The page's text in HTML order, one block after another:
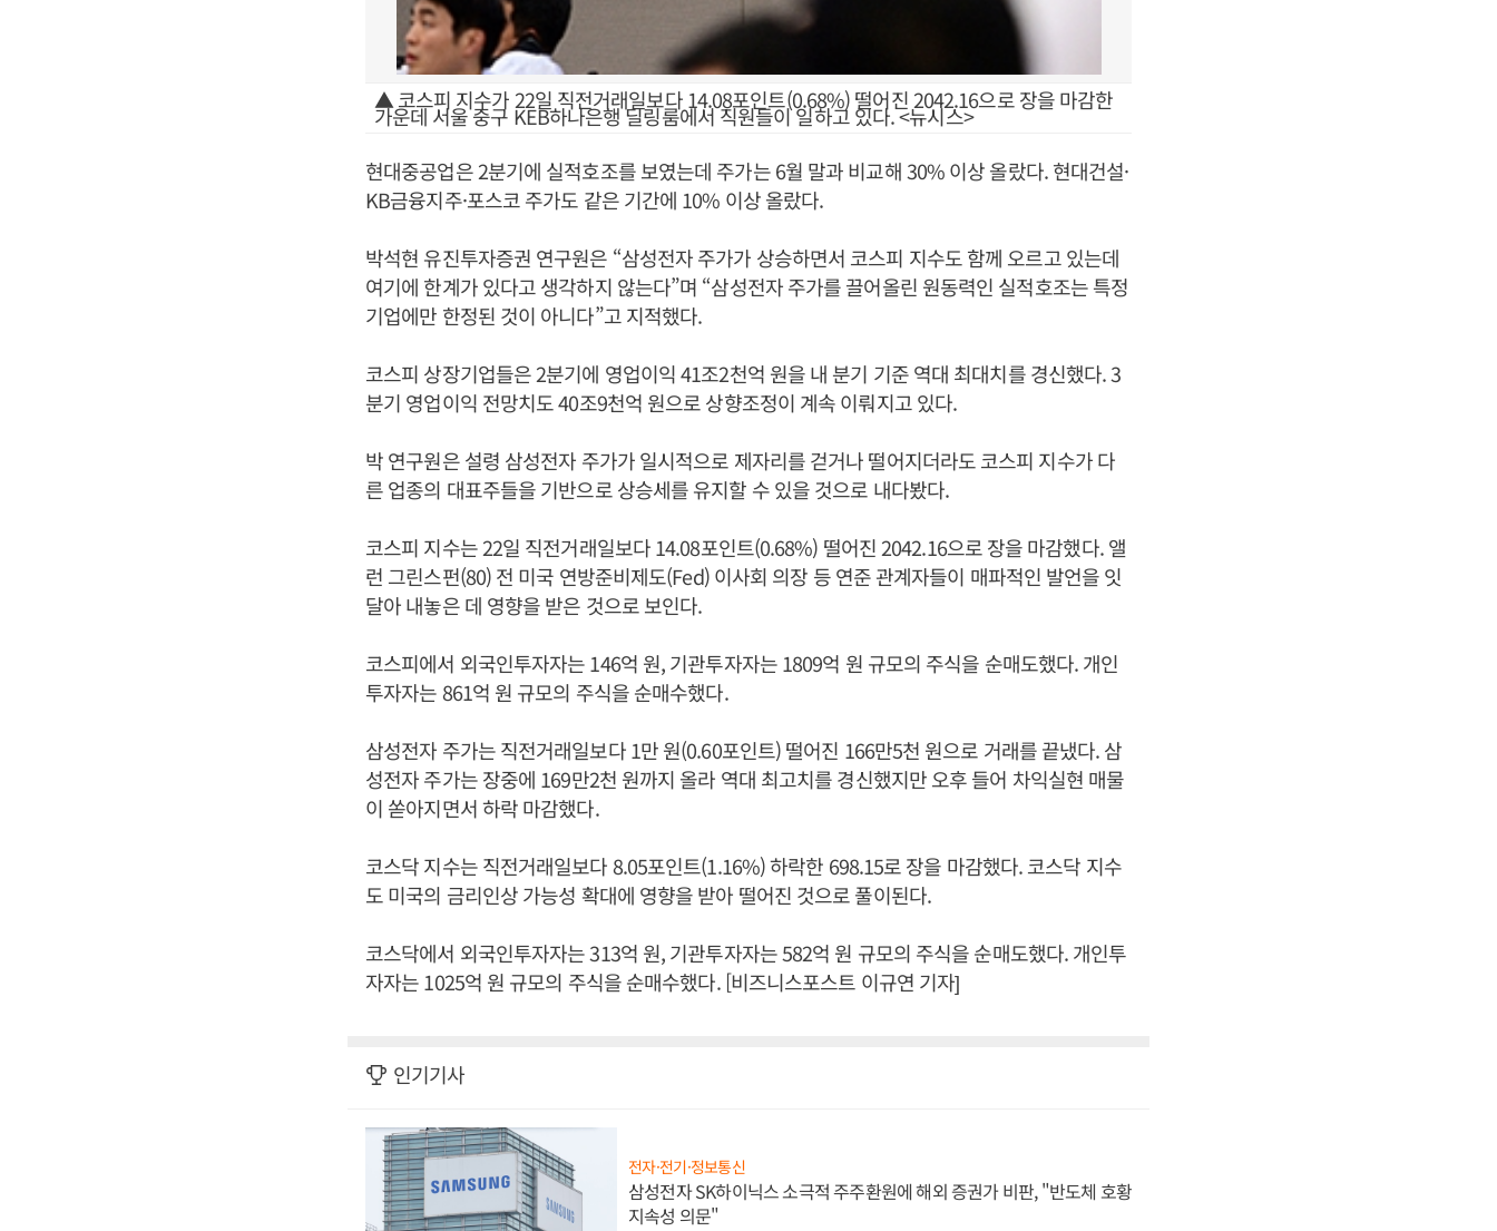
▲ 코스피 지수가 22일 직전거래일보다 14.08포인트(0.68%) 떨어진 2042.16으로 장을 마감한
가운데 서울 중구 KEB하나은행 딜링룸에서 직원들이 일하고 있다. <뉴시스>
현대중공업은 2분기에 실적호조를 보였는데 주가는 6월 말과 비교해 30% 이상 올랐다. 현대건설·
KB금융지주·포스코 주가도 같은 기간에 10% 이상 올랐다.
박석현 유진투자증권 연구원은 “삼성전자 주가가 상승하면서 코스피 지수도 함께 오르고 있는데
여기에 한계가 있다고 생각하지 않는다”며 “삼성전자 주가를 끌어올린 원동력인 실적호조는 특정
기업에만 한정된 것이 아니다”고 지적했다.
코스피 상장기업들은 2분기에 영업이익 41조2천억 원을 내 분기 기준 역대 최대치를 경신했다. 3
분기 영업이익 전망치도 40조9천억 원으로 상향조정이 계속 이뤄지고 있다.
박 연구원은 설령 삼성전자 주가가 일시적으로 제자리를 걷거나 떨어지더라도 코스피 지수가 다
른 업종의 대표주들을 기반으로 상승세를 유지할 수 있을 것으로 내다봤다.
코스피 지수는 22일 직전거래일보다 14.08포인트(0.68%) 떨어진 2042.16으로 장을 마감했다. 앨
런 그린스펀(80) 전 미국 연방준비제도(Fed) 이사회 의장 등 연준 관계자들이 매파적인 발언을 잇
달아 내놓은 데 영향을 받은 것으로 보인다.
코스피에서 외국인투자자는 146억 원, 기관투자자는 1809억 원 규모의 주식을 순매도했다. 개인
투자자는 861억 원 규모의 주식을 순매수했다.
삼성전자 주가는 직전거래일보다 1만 원(0.60포인트) 떨어진 166만5천 원으로 거래를 끝냈다. 삼
성전자 주가는 장중에 169만2천 원까지 올라 역대 최고치를 경신했지만 오후 들어 차익실현 매물
이 쏟아지면서 하락 마감했다.
코스닥 지수는 직전거래일보다 8.05포인트(1.16%) 하락한 698.15로 장을 마감했다. 코스닥 지수
도 미국의 금리인상 가능성 확대에 영향을 받아 떨어진 것으로 풀이된다.
코스닥에서 외국인투자자는 313억 원, 기관투자자는 582억 원 규모의 주식을 순매도했다. 개인투
자자는 1025억 원 규모의 주식을 순매수했다. [비즈니스포스트 이규연 기자]
인기기사
전자·전기·정보통신
삼성전자 SK하이닉스 소극적 주주환원에 해외 증권가 비판, "반도체 호황
지속성 의문"